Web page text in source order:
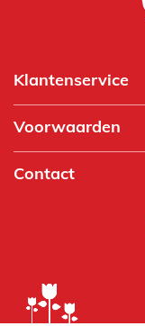
Klantenservice
Voorwaarden
Contact